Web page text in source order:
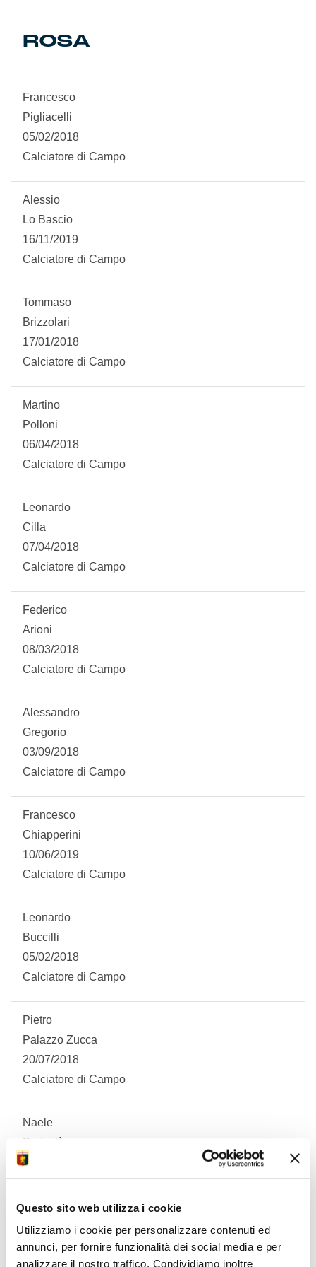
Questo sito web utilizza i cookie
Utilizziamo i cookie per personalizzare contenuti ed
annunci, per fornire funzionalità dei social media e per
analizzare il nostro traffico. Condividiamo inoltre
Throwback Duemila
Sebago x Genoa
Robe di Kappa x Genoa
Red&Blue Voices
Kids
Summer Sale
Mare
Accessori
Party
Helan x Genoa
Isolani x Genoa
Gift Card Online Store
ROSA
Francesco
Pigliacelli
05/02/2018
Calciatore di Campo
Alessio
Lo Bascio
16/11/2019
Calciatore di Campo
Tommaso
Brizzolari
17/01/2018
Calciatore di Campo
Martino
Polloni
06/04/2018
Calciatore di Campo
Leonardo
Cilla
07/04/2018
Calciatore di Campo
Federico
Arioni
08/03/2018
Calciatore di Campo
Alessandro
Gregorio
03/09/2018
Calciatore di Campo
Francesco
Chiapperini
10/06/2019
Calciatore di Campo
Leonardo
Buccilli
05/02/2018
Calciatore di Campo
Pietro
Palazzo Zucca
20/07/2018
Calciatore di Campo
Naele
Podestà
02/06/2018
Calciatore di Campo
Lorenzo
Capurro
13/03/2018